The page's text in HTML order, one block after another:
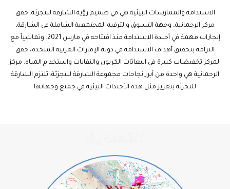
الاستدامة والممارسات البيئية هي في صميم رؤية الشارقة للتجزئة. حقق
مركز الرحمانية، وجهة التسوق والترفيه المجتمعية الشاملة في الشارقة،
إنجازات مهمة في أجندة الاستدامة منذ افتتاحه في مارس 2021. وتماشياً مع
التزامه بتحقيق أهداف الاستدامة في دولة الإمارات العربية المتحدة، حقق
المركز تخفيضات كبيرة في انبعاثات الكربون والنفايات واستخدام المياه. مركز
الرحمانية هي واحدة من أبرز نجاحات مجموعة الشارقة للتجزئة. تلتزم الشارقة
للتجزئة بتعزيز مثل هذه الأجندات البيئية في جميع وجهاتها